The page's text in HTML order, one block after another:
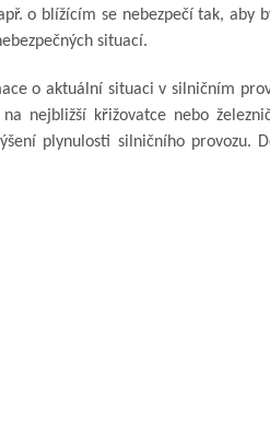
o blížícím se nebezpečí tak, aby
situací.
o aktuální situaci v silničním
nejbližší křižovatce nebo
plynulosti silničního provozu.